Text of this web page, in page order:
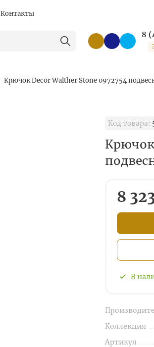
Контакты
8
Крючок Decor Walther Stone 0972754
Код товара:
Крючок
8
В
Коллекция
Артикул